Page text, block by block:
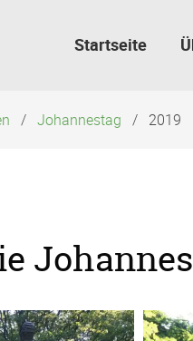
Startseite
Johannestag 2019